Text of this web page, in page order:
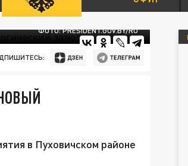
ФОТО: PRESIDENT.GOV.BY/RU
в Пуховичском районе